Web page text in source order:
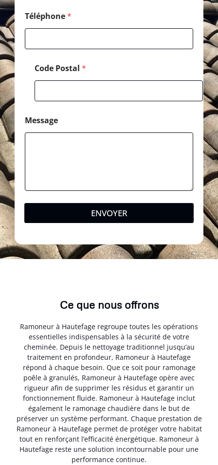
lTéléphone*
Code Postal *
Message
ENVOYER
Ce que nous offrons
Ramoneur à Hautefage regroupe toutes les opérations
essentielles indispensables à la sécurité de votre
cheminée. Depuis le nettoyage traditionnel jusqu’au
traitement en profondeur, Ramoneur à Hautefage
répond à chaque besoin. Que ce soit pour ramonage
poêle à granulés, Ramoneur à Hautefage opère avec
rigueur afin de supprimer les résidus et garantir un
fonctionnement fluide. Ramoneur à Hautefage inclut
également le ramonage chaudière dans le but de
préserver un système performant. Chaque prestation de
Ramoneur à Hautefage permet de protéger votre habitat
tout en renforçant l’efficacité énergétique. Ramoneur à
Hautefage reste une solution incontournable pour une
performance continue.